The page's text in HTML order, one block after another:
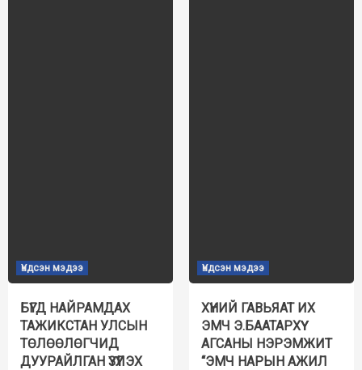
Үндсэн мэдээ
БҮГД НАЙРАМДАХ
ТАЖИКСТАН УЛСЫН
ТӨЛӨӨЛӨГЧИД
ДУУРАЙЛГАН ҮЗҮҮЛЭХ
Үндсэн мэдээ
ХҮНИЙ ГАВЬЯАТ ИХ
ЭМЧ Э.БААТАРХҮҮ
АГСАНЫ НЭРЭМЖИТ
“ЭМЧ НАРЫН АЖИЛ